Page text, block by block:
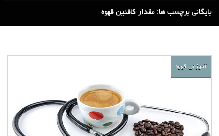
بایگانی برچسب ها: مقدار کافئین قهوه
آموزش قهوه